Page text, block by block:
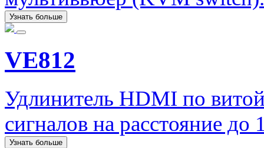
Узнать больше
VE812
Удлинитель HDMI по
сигналов на расстояние
Узнать больше